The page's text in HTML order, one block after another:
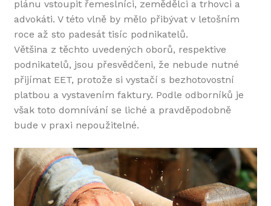
plánu vstoupit řemeslníci, zemědělci a trhovci a
advokáti. V této vlně by mělo přibývat v letošním
roce až sto padesát tisíc podnikatelů.
Většina z těchto uvedených oborů, respektive
podnikatelů, jsou přesvědčeni, že nebude nutné
přijímat EET, protože si vystačí s bezhotovostní
platbou a vystavením faktury. Podle odborníků je
však toto domnívání se liché a pravděpodobně
bude v praxi nepoužitelné.